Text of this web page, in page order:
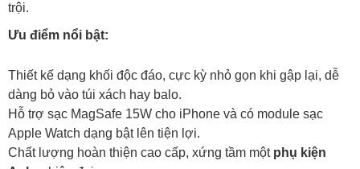
trội.
Ưu điểm nổi bật:
Thiết kế dạng khối độc đáo, cực kỳ nhỏ gọn khi gập lại, dễ
dàng bỏ vào túi xách hay balo.
Hỗ trợ sạc MagSafe 15W cho iPhone và có module sạc
Apple Watch dạng bật lên tiện lợi.
Chất lượng hoàn thiện cao cấp, xứng tầm một phụ kiện